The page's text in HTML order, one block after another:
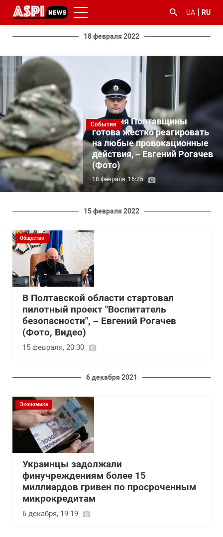
UA RU
18 февраля 2022
События
Полиция Полтавщины
готова жестко реагировать
на любые провокационные
действия, – Евгений Рогачев
(Фото)
18 февраля, 16:25
15 февраля 2022
Общество
В Полтавской области стартовал
пилотный проект "Воспитатель
безопасности", – Евгений Рогачев
(Фото, Видео)
15 февраля, 20:30
6 декабря 2021
Экономика
Украинцы задолжали
финучреждениям более 15
миллиардов гривен по просроченным
микрокредитам
6 декабря, 19:19
#ООС
#боротьба
з
корупцією
#Киев #коронавірус